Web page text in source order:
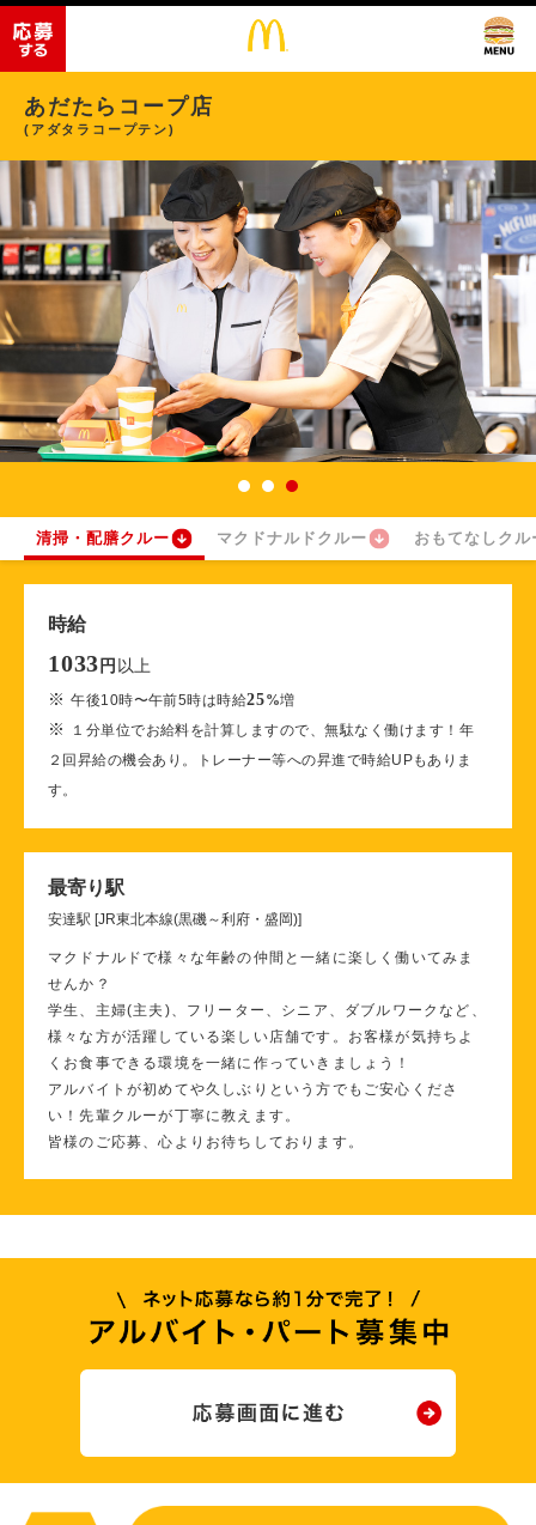
あだたらコープ店
(アダタラコープテン)
清掃・配膳クルー マクドナルドクルー おもてなしクル
時給
1033 円 以上
※午後10時〜午前5時は時給25%増
※
１分単位でお給料を計算しますので、無駄なく働けます！年
２回昇給の機会あり。トレーナー等への昇進で時給UPもありま
す。
最寄り駅
安達駅 [JR東北本線(黒磯～利府・盛岡)]
マクドナルドで様々な年齢の仲間と一緒に楽しく働いてみま
せんか？
学生、主婦(主夫)、フリーター、シニア、ダブルワークなど、
様々な方が活躍している楽しい店舗です。お客様が気持ちよ
くお食事できる環境を一緒に作っていきましょう！
アルバイトが初めてや久しぶりという方でもご安心くださ
い！先輩クルーが丁寧に教えます。
皆様のご応募、心よりお待ちしております。